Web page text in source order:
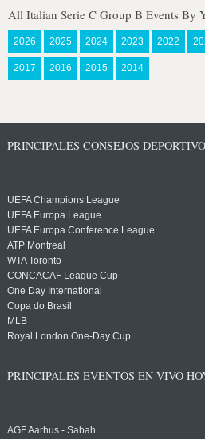
All Italian Serie C Group B Events By
2026 2025 2024 2023 2022
2017 2016 2015 2014
PRINCIPALES CONSEJOS
UEFA Champions League
UEFA Europa League
UEFA Europa Conference League
ATP Montreal
WTA Toronto
CONCACAF League Cup
One Day International
Copa do Brasil
MLB
Royal London One-Day Cup
PRINCIPALES EVENTOS EN VIVO
AGF Aarhus - Sabah